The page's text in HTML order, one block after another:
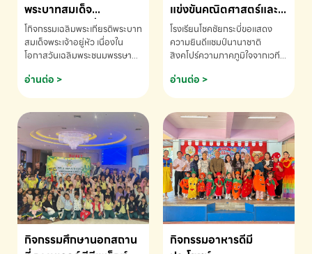
พระบาทสมเด็จ
พระเจ้าอยู่หัว เนื่องใน
โอกาสวันเฉลิม
พระชนมพรรษา
โกิจกรรมเฉลิมพระเกียรติพระบาท
สมเด็จพระเจ้าอยู่หัว เนื่องใน
โอกาสวันเฉลิมพระชนมพรรษา
ข้อมูลเพิ่มเติม โทร. 075-691910
อ่านต่อ >
แข่งขันคณิตศาสตร์และ
คณิตคิดเร็วนานาชาติ
ครั้งที่ 46 ประจำปี 2569
ณ ประเทศสิงคโปร์
โรงเรียนโชคชัยกระบี่ขอแสดง
ความยินดีแชมป์นานาชาติ
สิงคโปร์ความภาคภูมิใจจากเวที
ด.ช.พัทธนันท์ พรหมพันธ์ ชั้น
อนุบาล EP K3 โรงเรียนโชคชัย
แข่งขันคณิตศาสตร์และคณิตคิด
เร็วนานาชาติ ครั้งที่ 46 ประจำปี
2569 ณ ประเทศสิงคโปร์
INTERNATIONAL
MATHEMATICS AND
MENTAL ARITHMETIC
COMPETITION 2026 - ถ้วย
รางวัลรองชนะเลิศอันดับที่ 2
Mental Arithmetic
Competition K2 - ถ้วยรางวัล
อ่านต่อ >
กิจกรรมศึกษานอกสถาน
กิจกรรมอาหารดีมี